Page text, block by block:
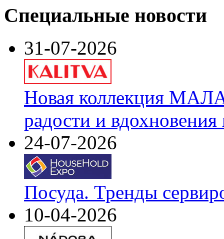
Специальные новости
31-07-2026
Новая коллекция
радости и
24-07-2026
Посуда. Тренды
10-04-2026